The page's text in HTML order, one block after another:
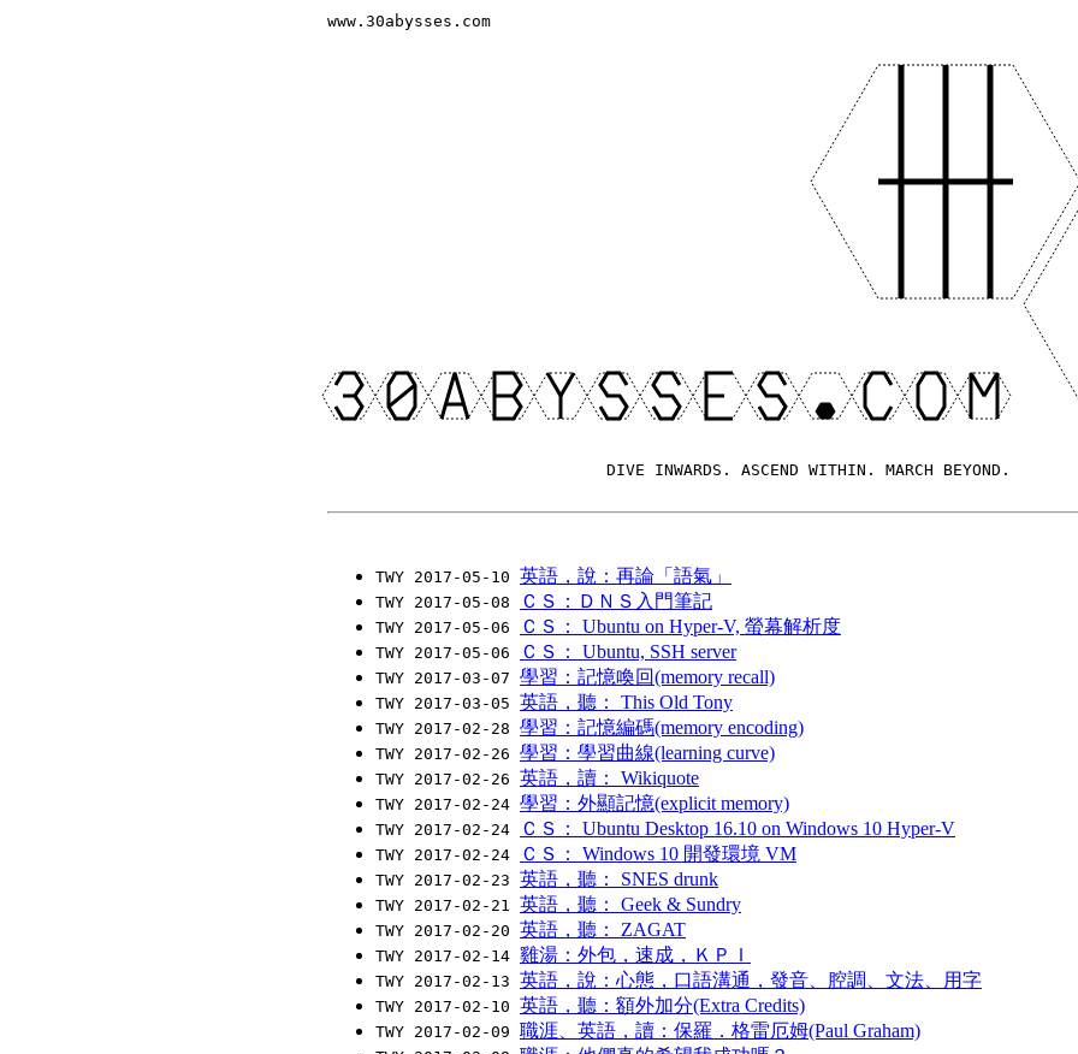
www.30abysses.com
DIVE INWARDS. ASCEND WITHIN. MARCH BEYOND.
TWY 2017-05-10 英語，說：再論「語氣」
TWY 2017-05-08 ＣＳ：ＤＮＳ入門筆記
TWY 2017-05-06 ＣＳ： Ubuntu on Hyper-V, 螢幕解析度
TWY 2017-05-06 ＣＳ： Ubuntu, SSH server
TWY 2017-03-07 學習：記憶喚回(memory recall)
TWY 2017-03-05 英語，聽： This Old Tony
TWY 2017-02-28 學習：記憶編碼(memory encoding)
TWY 2017-02-26 學習：學習曲線(learning curve)
TWY 2017-02-26 英語，讀： Wikiquote
TWY 2017-02-24 學習：外顯記憶(explicit memory)
TWY 2017-02-24 ＣＳ： Ubuntu Desktop 16.10 on Windows 10 Hyper-V
TWY 2017-02-24 ＣＳ： Windows 10 開發環境 VM
TWY 2017-02-23 英語，聽： SNES drunk
TWY 2017-02-21 英語，聽： Geek & Sundry
TWY 2017-02-20 英語，聽： ZAGAT
TWY 2017-02-14 雞湯：外包，速成，ＫＰＩ
TWY 2017-02-13 英語，說：心態，口語溝通，發音、腔調、文法、用字
TWY 2017-02-10 英語，聽：額外加分(Extra Credits)
TWY 2017-02-09 職涯、英語，讀：保羅．格雷厄姆(Paul Graham)